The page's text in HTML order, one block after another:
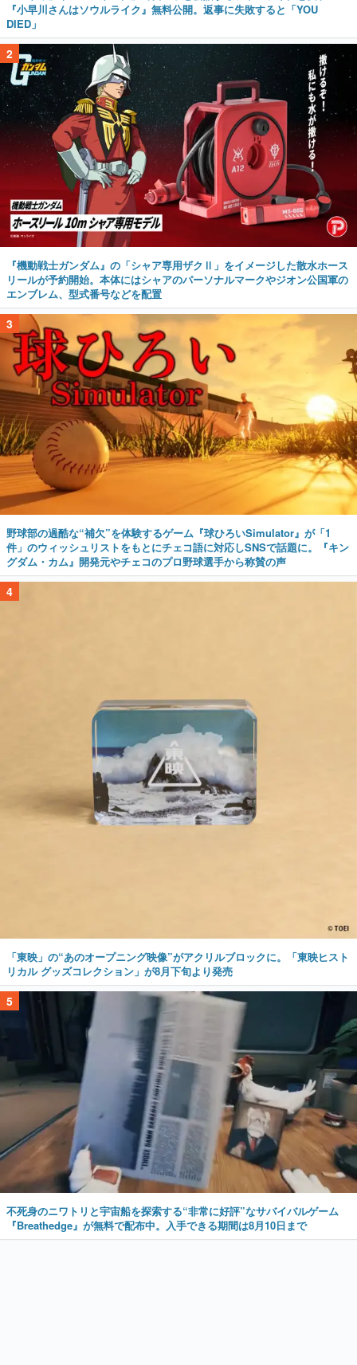
『小早川さんはソウルライク』無料公開。返事に失敗すると「YOU
DIED」
2
『機動戦士ガンダム』の「シャア専用ザクⅡ」をイメージした散水ホース
リールが予約開始。本体にはシャアのパーソナルマークやジオン公国軍の
エンブレム、型式番号などを配置
3
野球部の過酷な“補欠”を体験するゲーム『球ひろいSimulator』が「1
件」のウィッシュリストをもとにチェコ語に対応しSNSで話題に。『キン
グダム・カム』開発元やチェコのプロ野球選手から称賛の声
4
「東映」の“あのオープニング映像”がアクリルブロックに。「東映ヒスト
リカル グッズコレクション」が8月下旬より発売
5
不死身のニワトリと宇宙船を探索する“非常に好評”なサバイバルゲーム
『Breathedge』が無料で配布中。入手できる期間は8月10日まで